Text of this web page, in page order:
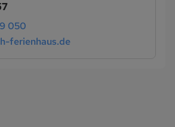
050
ferienhaus.de